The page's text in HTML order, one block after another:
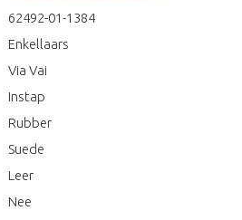
62492-01-1384
Enkellaars
Via Vai
Instap
Rubber
Suede
Leer
Nee